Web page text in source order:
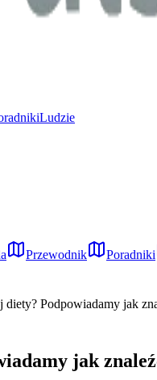
Ludzie
Przewodnik Poradniki
diety? Podpowiadamy jak
jak